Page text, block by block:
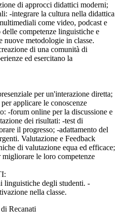
di approcci didattici moderni;
-integrare la cultura nella didattica
come video, podcast e
competenze linguistiche e
nuove metodologie in classe.
di una comunità di
ed esercitano la
per un'interazione diretta;
applicare le conoscenze
-forum online per la discussione e
dei risultati: -test di
il progresso; -adattamento del
Valutazione e Feedback
di valutazione equa ed efficace;
le loro competenze
linguistiche degli studenti. -
nella classe.
Recanati